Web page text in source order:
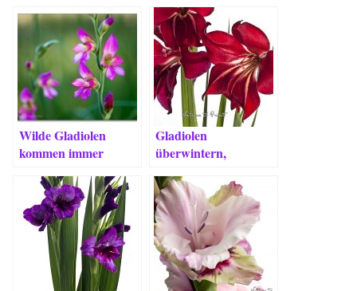
Wilde Gladiolen
kommen immer
Gladiolen
überwintern,
Vase schneiden.